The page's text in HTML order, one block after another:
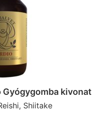
Gyógygomba kivonat
Shiitake